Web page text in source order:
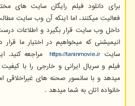
برای دانلود فیلم رایگان سایت های
فعالیت میکنند، اما اینکه آن وب سایت
داخل وب سایت قرار بگیرد و اطلاعات
انیمیشنی که میخواهیم در اختیار ما
سایتhttps://taninmovie.ir مراجعه کنید.
فیلم و سریال ایرانی و خارجی را با
میدهد و با سانسور صحنه های غیراخلاقی
خانواده اتان به شما میدهد .